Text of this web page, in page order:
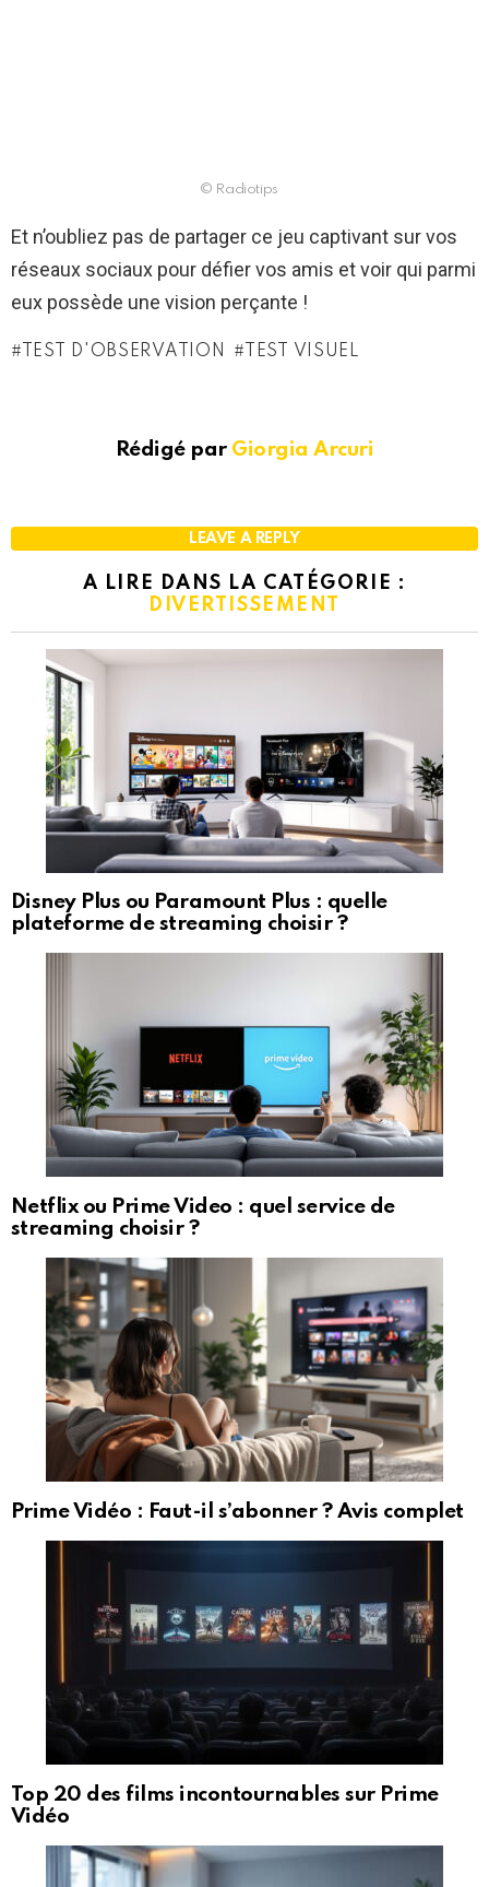
© Radiotips
Et n’oubliez pas de partager ce jeu captivant sur vos
réseaux sociaux pour défier vos amis et voir qui parmi
eux possède une vision perçante !
TEST D'OBSERVATION TEST VISUEL
Rédigé par Giorgia Arcuri
LEAVE A REPLY
A LIRE DANS LA CATÉGORIE :
DIVERTISSEMENT
Disney Plus ou Paramount Plus : quelle
plateforme de streaming choisir ?
Netflix ou Prime Video : quel service de
streaming choisir ?
Prime Vidéo : Faut-il s’abonner ? Avis complet
Top 20 des films incontournables sur Prime
Vidéo